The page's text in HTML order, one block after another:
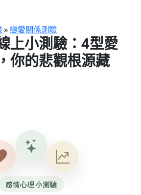
»戀愛關係測驗
上小測驗：4型愛
你的悲觀根源藏
感情心理小測驗